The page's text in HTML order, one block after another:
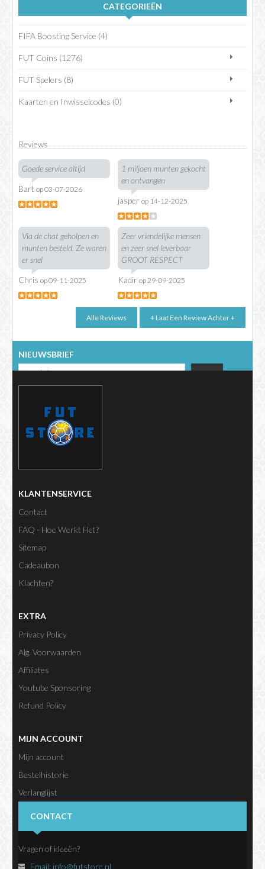
CATEGORIEËN
FIFA Boosting Service (4)
FUT Coins (1276)
FUT Spelers (8)
Kaarten en Inwisselcodes (0)
Reviews
Goede service altijd
Bart op 03-07-2026
1 miljoen munten gekocht
en ontvangen
jasper op 14-12-2025
Via de chat geholpen en
munten besteld. Ze waren
er snel
Chris op 09-11-2025
Zeer vriendelijke mensen
en zeer snel leverbaar
GROOT RESPECT
Kadir op 29-09-2025
NIEUWSBRIEF
KLANTENSERVICE
Contact
FAQ - Hoe Werkt Het?
Sitemap
Cadeaubon
Klachten?
EXTRA
Privacy Policy
Alg. Voorwaarden
Affiliates
Youtube Sponsoring
Refund Policy
MIJN ACCOUNT
Mijn account
Bestelhistorie
Verlanglijst
CONTACT
Vragen of ideeën?
Email: info@futstore.nl